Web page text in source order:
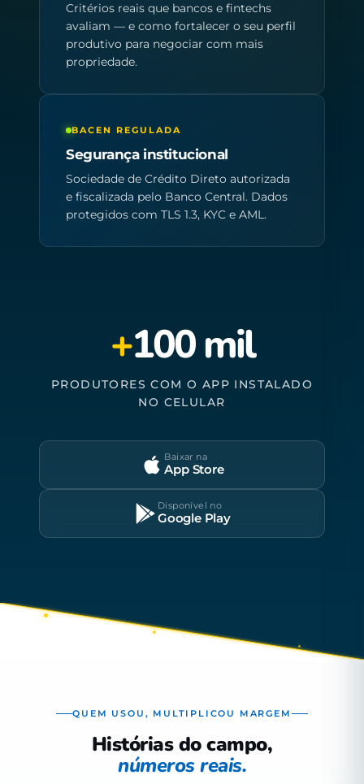
Critérios reais que bancos e fintechs
avaliam — e como fortalecer o seu perfil
produtivo para negociar com mais
propriedade.
BACEN REGULADA
Segurança institucional
Sociedade de Crédito Direto autorizada
e fiscalizada pelo Banco Central. Dados
protegidos com TLS 1.3, KYC e AML.
+100 mil
PRODUTORES COM O APP INSTALADO
NO CELULAR
Baixar na
App Store
Disponível no
Google Play
QUEM USOU, MULTIPLICOU MARGEM
Histórias do campo,
números reais.